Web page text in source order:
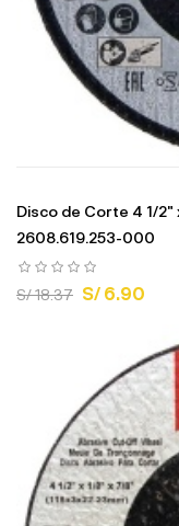
Disco de Corte 4 1/2"
2608.619.253-000
S/ 18.37 S/ 6.90